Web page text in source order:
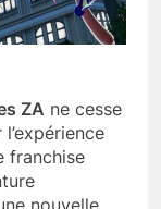
ZA ne cesse
franchise